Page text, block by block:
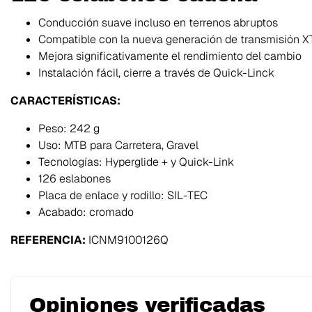
Conducción suave incluso en terrenos abruptos
Compatible con la nueva generación de transmisión
Mejora significativamente el rendimiento del cambio
Instalación fácil, cierre a través de Quick-Linck
CARACTERÍSTICAS:
Peso: 242 g
Uso: MTB para Carretera, Gravel
Tecnologías: Hyperglide + y Quick-Link
126 eslabones
Placa de enlace y rodillo: SIL-TEC
Acabado: cromado
REFERENCIA: ICNM9100126Q
Opiniones verificadas